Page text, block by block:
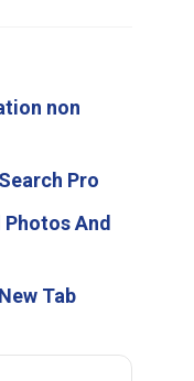
non
Pro
And
Tab